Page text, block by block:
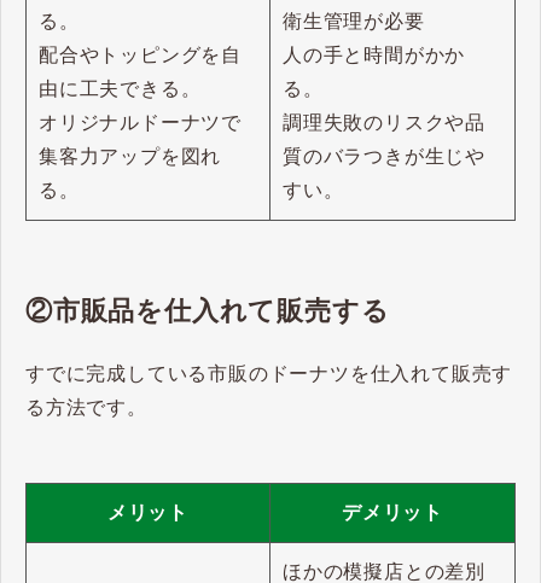
る。
配合やトッピングを自
由に工夫できる。
オリジナルドーナツで
集客力アップを図れ
る。
衛生管理が必要
人の手と時間がかか
る。
調理失敗のリスクや品
質のバラつきが生じや
すい。
②市販品を仕入れて販売する
すでに完成している市販のドーナツを仕入れて販売す
る方法です。
メリット デメリット
ほかの模擬店との差別